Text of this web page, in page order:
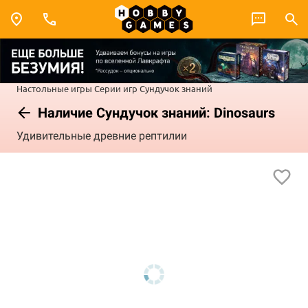
Настольные игры Серии игр Сундучок знаний
Наличие Сундучок знаний: Dinosaurs
Удивительные древние рептилии